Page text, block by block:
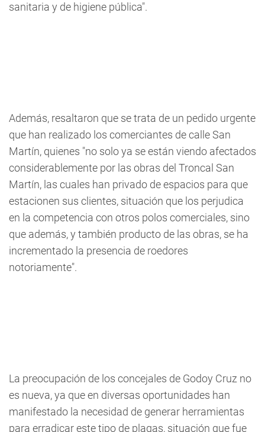
sanitaria y de higiene pública".
Además, resaltaron que se trata de un pedido urgente
que han realizado los comerciantes de calle San
Martín, quienes "no solo ya se están viendo afectados
considerablemente por las obras del Troncal San
Martín, las cuales han privado de espacios para que
estacionen sus clientes, situación que los perjudica
en la competencia con otros polos comerciales, sino
que además, y también producto de las obras, se ha
incrementado la presencia de roedores
notoriamente".
La preocupación de los concejales de Godoy Cruz no
es nueva, ya que en diversas oportunidades han
manifestado la necesidad de generar herramientas
para erradicar este tipo de plagas, situación que fue